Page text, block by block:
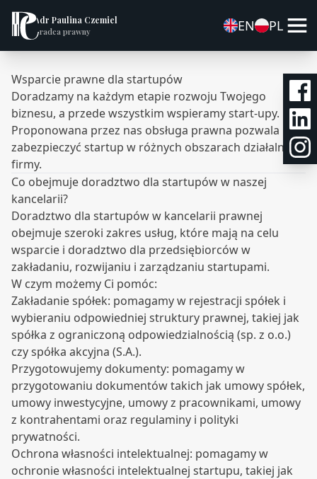
dr Paulina Czemiel
radca prawny EN PL
Wsparcie prawne dla startupów
Doradzamy na każdym etapie rozwoju Twojego
biznesu, a przede wszystkim wspieramy start-upy.
Proponowana przez nas obsługa prawna pozwala
zabezpieczyć startup w różnych obszarach działalności
firmy.
Co obejmuje doradztwo dla startupów w naszej
kancelarii?
Doradztwo dla startupów w kancelarii prawnej
obejmuje szeroki zakres usług, które mają na celu
wsparcie i doradztwo dla przedsiębiorców w
zakładaniu, rozwijaniu i zarządzaniu startupami.
W czym możemy Ci pomóc:
Zakładanie spółek: pomagamy w rejestracji spółek i
wybieraniu odpowiedniej struktury prawnej, takiej jak
spółka z ograniczoną odpowiedzialnością (sp. z o.o.)
czy spółka akcyjna (S.A.).
Przygotowujemy dokumenty: pomagamy w
przygotowaniu dokumentów takich jak umowy spółek,
umowy inwestycyjne, umowy z pracownikami, umowy
z kontrahentami oraz regulaminy i polityki
prywatności.
Ochrona własności intelektualnej: pomagamy w
ochronie własności intelektualnej startupu, takiej jak